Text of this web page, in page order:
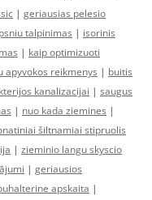
| geriausias pelesio
talpinimas | isorinis
| kaip optimizuoti
apyvokos reikmenys | buitis
kanalizacijai | saugus
| nuo kada ziemines |
šiltnamiai stipruolis
| zieminio langu skyscio
| geriausios
apskaita |